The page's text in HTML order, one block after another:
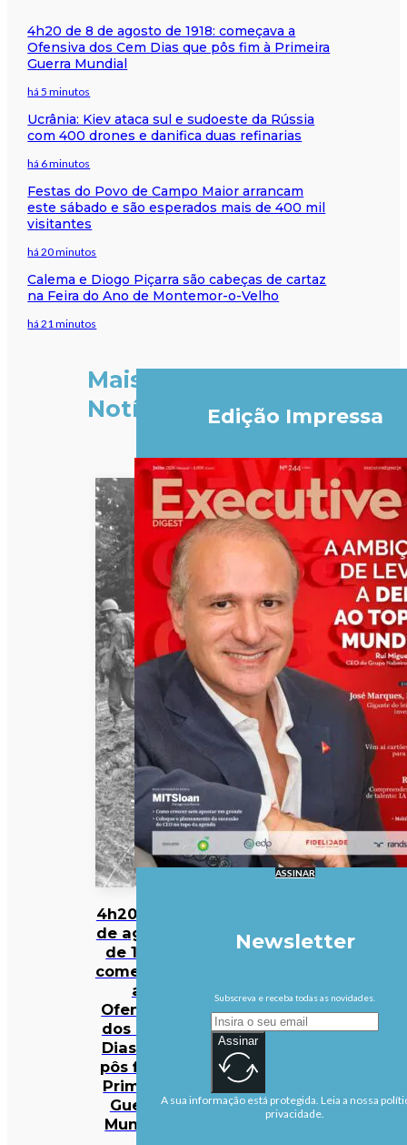
4h20 de 8 de agosto de 1918: começava a
Ofensiva dos Cem Dias que pôs fim à Primeira
Guerra Mundial
há 5 minutos
Ucrânia: Kiev ataca sul e sudoeste da Rússia
com 400 drones e danifica duas refinarias
há 6 minutos
Festas do Povo de Campo Maior arrancam
este sábado e são esperados mais de 400 mil
visitantes
há 20 minutos
Calema e Diogo Piçarra são cabeças de cartaz
na Feira do Ano de Montemor-o-Velho
há 21 minutos
Mais
Notícias
4h20 de 8
de agosto
de 1918:
começava
a
Ofensiva
dos Cem
Dias que
pôs fim à
Primeira
Guerra
Mundial
Edição Impressa
ASSINAR
Newsletter
Subscreva e receba todas as novidades.
Assinar
A sua informação está protegida. Leia a nossa
privacidade.